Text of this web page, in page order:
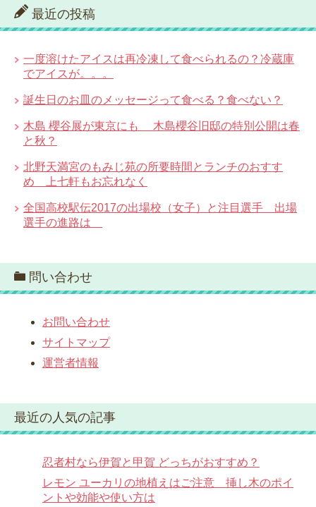
最近の投稿
一度溶けたアイスは再冷凍して食べられるの？冷蔵庫
でアイスが。。。
誕生日のお皿のメッセージって食べる？食べない？
木島 櫻谷展が東京にも 木島櫻谷旧邸の特別公開は春
と秋？
北野天満宮のもみじ苑の所要時間とランチのおすす
め 上七軒もお忘れなく
全国高校駅伝2017の出場校（女子）と注目選手 出場
選手の進路は
問い合わせ
お問い合わせ
サイトマップ
運営者情報
最近の人気の記事
忍者村なら伊賀と甲賀 どっちがおすすめ？
レモン ユーカリの地植えはご注意 挿し木のポイ
ントや効能や使い方は